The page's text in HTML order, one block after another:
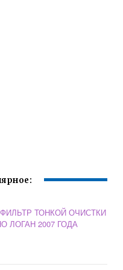
ТОНКОЙ ОЧИСТКИ
ЛОГАН 2007 ГОДА